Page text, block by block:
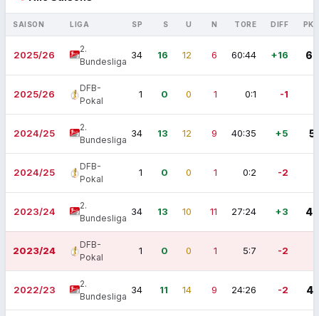
SAISON LIGA SP S U N TORE DIFF PKT
2025/26
2.
Bundesliga
34 16 12 6 60:44 +16 60
2025/26
DFB-
Pokal
1 0 0 1 0:1 -1
2024/25
2.
Bundesliga
34 13 12 9 40:35 +5 51
2024/25
DFB-
Pokal
1 0 0 1 0:2 -2
2023/24
2.
Bundesliga
34 13 10 11 27:24 +3 49
2023/24
DFB-
Pokal
1 0 0 1 5:7 -2
2022/23
2.
Bundesliga
34 11 14 9 24:26 -2 47